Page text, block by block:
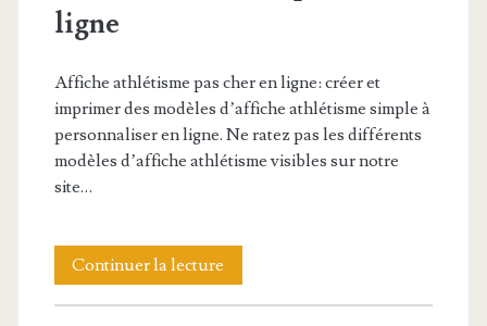
ligne
Affiche athlétisme pas cher en ligne: créer et
imprimer des modèles d’affiche athlétisme simple à
personnaliser en ligne. Ne ratez pas les différents
modèles d’affiche athlétisme visibles sur notre
site…
Continuer la lecture
athlétisme